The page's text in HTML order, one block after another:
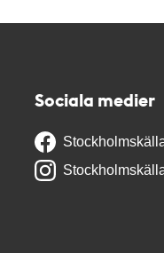
Sociala medier